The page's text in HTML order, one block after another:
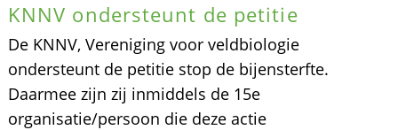
KNNV ondersteunt de petitie
De KNNV, Vereniging voor veldbiologie
ondersteunt de petitie stop de bijensterfte.
Daarmee zijn zij inmiddels de 15e
organisatie/persoon die deze actie